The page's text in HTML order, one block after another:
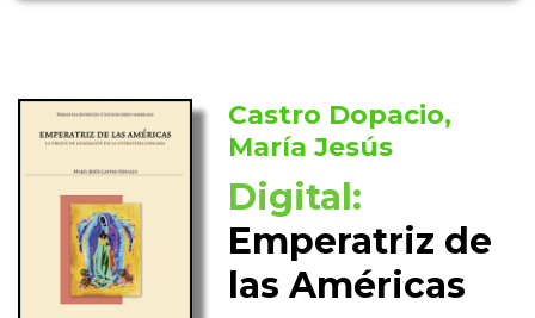
Castro Dopacio,
María Jesús
Digital:
Emperatriz de
las Américas